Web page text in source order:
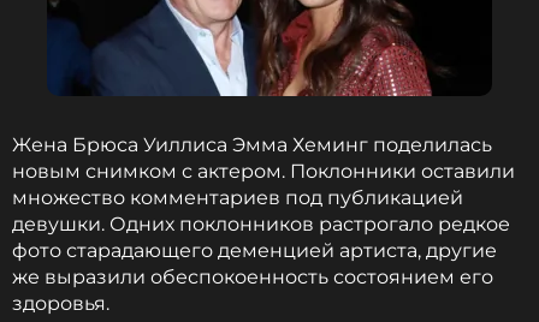
Жена Брюса Уиллиса Эмма Хеминг поделилась
новым снимком с актером. Поклонники оставили
множество комментариев под публикацией
девушки. Одних поклонников растрогало редкое
фото старадающего деменцией артиста, другие
же выразили обеспокоенность состоянием его
здоровья.